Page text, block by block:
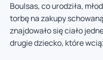
Boulsas, co urodziła,
torbę na zakupy
znajdowało się ciało
drugie dziecko, które